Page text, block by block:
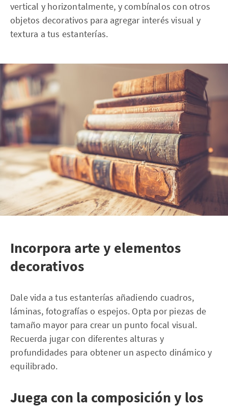
vertical y horizontalmente, y combínalos con otros
objetos decorativos para agregar interés visual y
textura a tus estanterías.
Incorpora arte y elementos
decorativos
Dale vida a tus estanterías añadiendo cuadros,
láminas, fotografías o espejos. Opta por piezas de
tamaño mayor para crear un punto focal visual.
Recuerda jugar con diferentes alturas y
profundidades para obtener un aspecto dinámico y
equilibrado.
Juega con la composición y los